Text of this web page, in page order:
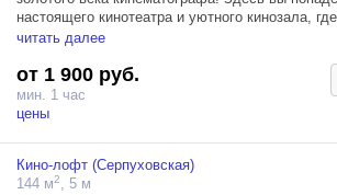
настоящего кинотеатра и уютного кинозала,
пронизывает магия искусства. Роскошные
элементы в стиле Hollywood и винтажная
создают уникальный антураж съемочной
старые осветительные приборы, и старинный
стиле Гэтсби (Gatsby).
В полумраке, где рождается идеальный
читать далее
от 1 900 руб.
мин. 1 час
цены
Кино-лофт (Серпуховская)
144 м2, 5 м